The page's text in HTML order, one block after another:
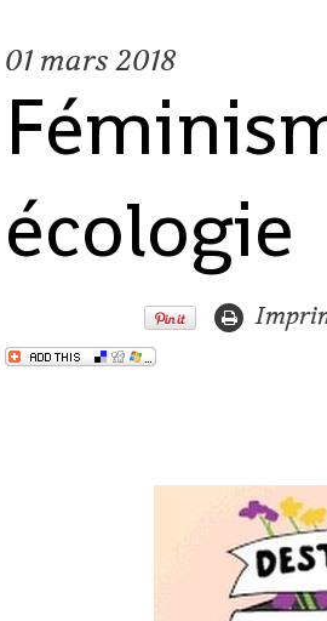
01 mars 2018
écologie